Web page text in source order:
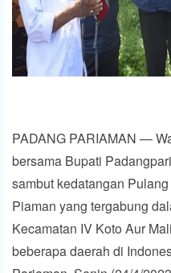
PADANG PARIAMAN —
bersama Bupati
sambut kedatangan
Piaman yang tergabung
Kecamatan IV Koto Aur
beberapa daerah di